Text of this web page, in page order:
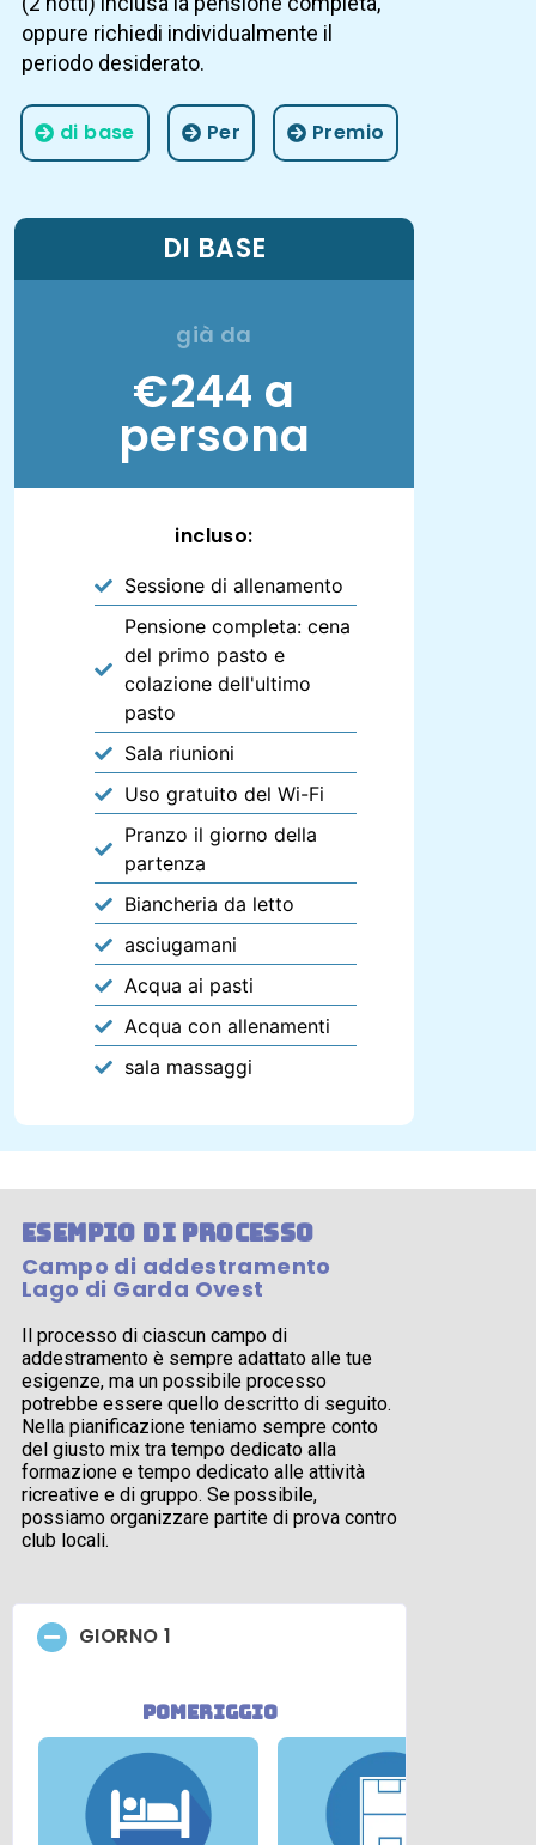
oppure richiedi individualmente il
periodo desiderato.
di base Per Premio
DI BASE
già da
€244 a
persona
incluso:
Sessione di allenamento
Pensione completa: cena
del primo pasto e
colazione dell'ultimo
pasto
Sala riunioni
Uso gratuito del Wi-Fi
Pranzo il giorno della
partenza
Biancheria da letto
asciugamani
Acqua ai pasti
Acqua con allenamenti
sala massaggi
esempio di processo
Campo di addestramento
Lago di Garda Ovest
Il processo di ciascun campo di
addestramento è sempre adattato alle tue
esigenze, ma un possibile processo
potrebbe essere quello descritto di seguito.
Nella pianificazione teniamo sempre conto
del giusto mix tra tempo dedicato alla
formazione e tempo dedicato alle attività
ricreative e di gruppo. Se possibile,
possiamo organizzare partite di prova contro
club locali.
GIORNO 1
pomeriggio